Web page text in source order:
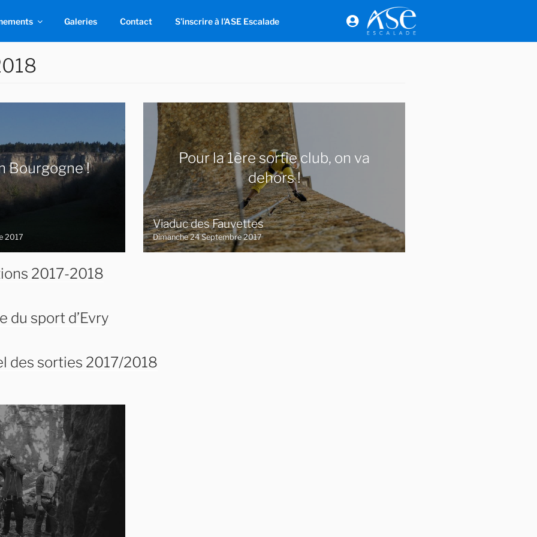
Galeries Contact S’inscrire à l’ASE Escalade
Bourgogne !
2017
Pour la 1ère sortie club, on va
dehors !
Viaduc des Fauvettes
Dimanche 24 Septembre 2017
2017-2018
du sport d’Evry
des sorties 2017/2018